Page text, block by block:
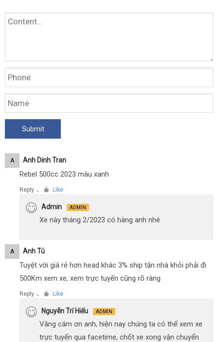
A Anh Dinh Tran
Rebel 500cc 2023 màu xanh
Reply ● Like
Admin ADMIN
Xe này tháng 2/2023 có hàng anh nhé
A Anh Tú
Tuyệt vời giá rẻ hơn head khác 3% ship tận nhà khỏi phải đi
500Km xem xe, xem trực tuyến cũng rõ ràng
Reply ● Like
Nguyễn Trí Hiếu ADMIN
Vâng cám ơn anh, hiện nay chúng ta có thể xem xe
trực tuyến qua facetime, chốt xe xong vận chuyển